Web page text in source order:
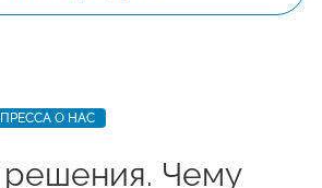
ПРЕССА О НАС
Чему